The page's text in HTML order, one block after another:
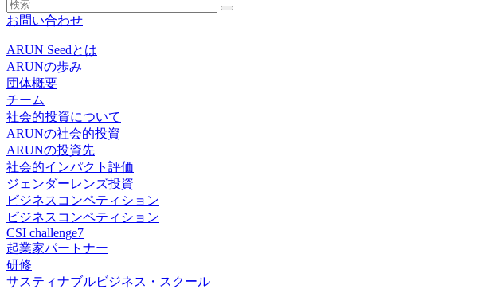
お問い合わせ
ARUN Seedとは
ARUNの歩み
団体概要
チーム
社会的投資について
ARUNの社会的投資
ARUNの投資先
社会的インパクト評価
ジェンダーレンズ投資
ビジネスコンペティション
ビジネスコンペティション
CSI challenge7
起業家パートナー
研修
サスティナブルビジネス・スクール